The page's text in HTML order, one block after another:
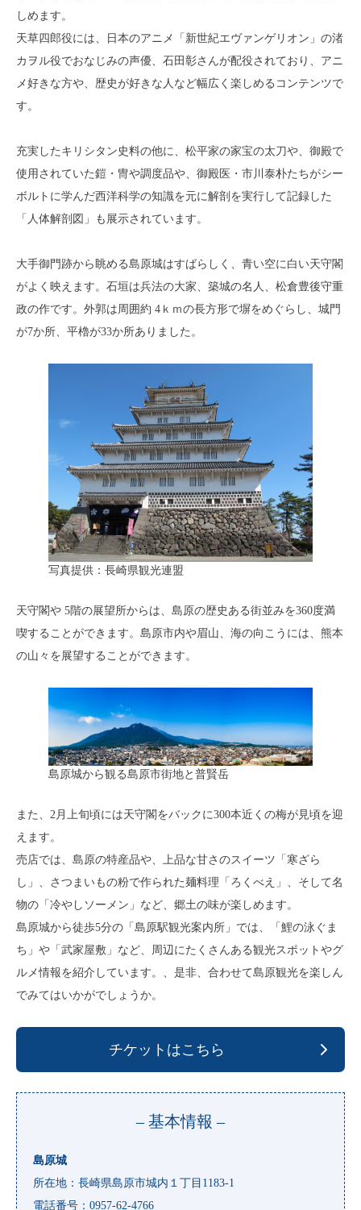
しめます。
天草四郎役には、日本のアニメ「新世紀エヴァンゲリオン」の渚
カヲル役でおなじみの声優、石田彰さんが配役されており、アニ
メ好きな方や、歴史が好きな人など幅広く楽しめるコンテンツで
す。
充実したキリシタン史料の他に、松平家の家宝の太刀や、御殿で
使用されていた鎧・冑や調度品や、御殿医・市川泰朴たちがシー
ボルトに学んだ西洋科学の知識を元に解剖を実行して記録した
「人体解剖図」も展示されています。
大手御門跡から眺める島原城はすばらしく、青い空に白い天守閣
がよく映えます。石垣は兵法の大家、築城の名人、松倉豊後守重
政の作です。外郭は周囲約 4ｋｍの長方形で塀をめぐらし、城門
が7か所、平櫓が33か所ありました。
写真提供：長崎県観光連盟
天守閣や 5階の展望所からは、島原の歴史ある街並みを360度満
喫することができます。島原市内や眉山、海の向こうには、熊本
の山々を展望することができます。
島原城から観る島原市街地と普賢岳
また、2月上旬頃には天守閣をバックに300本近くの梅が見頃を迎
えます。
売店では、島原の特産品や、上品な甘さのスイーツ「寒ざら
し」、さつまいもの粉で作られた麺料理「ろくべえ」、そして名
物の「冷やしソーメン」など、郷土の味が楽しめます。
島原城から徒歩5分の「島原駅観光案内所」では、「鯉の泳ぐま
ち」や「武家屋敷」など、周辺にたくさんある観光スポットやグ
ルメ情報を紹介しています。、是非、合わせて島原観光を楽しん
でみてはいかがでしょうか。
チケットはこちら
– 基本情報 –
島原城
所在地：長崎県島原市城内１丁目1183-1
電話番号：0957-62-4766